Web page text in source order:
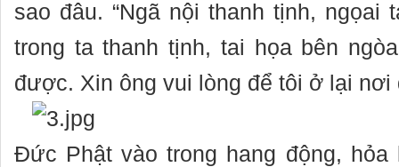
sao đâu. “Ngã nội thanh tịnh, ngọai
trong ta thanh tịnh, tai họa bên
được. Xin ông vui lòng để tôi ở lại nơi
Đức Phật vào trong hang động, hỏa